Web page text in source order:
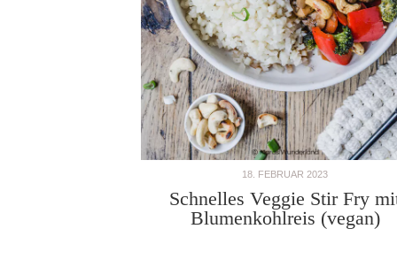
18. FEBRUAR 2023
Schnelles Veggie Stir Fry
Blumenkohlreis (vegan)